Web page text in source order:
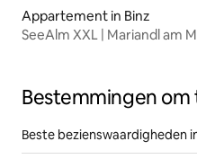
Appartement in Binz
SeeAlm XXL | Mariandl am
Bestemmingen
Beste bezienswaardigheden